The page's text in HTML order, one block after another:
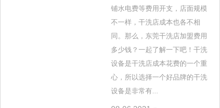
铺水电费等费用开支，店面规模
不一样，干洗店成本也各不相
同。那么，东莞干洗店加盟费用
多少钱？一起了解一下吧！干洗
设备是干洗店成本花费的一个重
心，所以选择一个好品牌的干洗
设备是非常有...